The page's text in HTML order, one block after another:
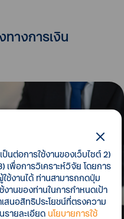
างการเงิน
นต่อการใช้งานของเว็บไซต์ 2)
พื่อการวิเคราะห์วิจัย โดยการ
ช้งานได้ ท่านสามารถกดปุ่ม
านของท่านในการกำหนดเป้า
สนอสิทธิประโยชน์ที่ตรงความ
ายละเอียด นโยบายการใช้